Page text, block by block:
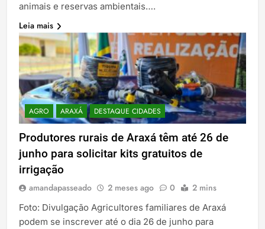
animais e reservas ambientais….
Leia mais
AGRO ARAXÁ DESTAQUE CIDADES
Produtores rurais de Araxá têm até 26 de
junho para solicitar kits gratuitos de
irrigação
amandapasseado 2 meses ago 0 2 mins
Foto: Divulgação Agricultores familiares de Araxá
podem se inscrever até o dia 26 de junho para